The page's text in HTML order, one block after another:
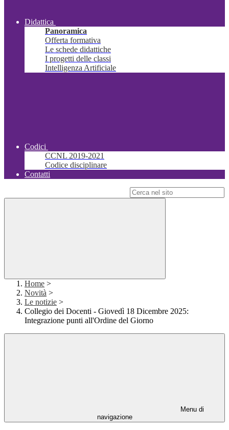
Didattica
Panoramica
Offerta formativa
Le schede didattiche
I progetti delle classi
Intelligenza Artificiale
Codici
CCNL 2019-2021
Codice disciplinare
Contatti
Home >
Novità >
Le notizie >
Collegio dei Docenti - Giovedì 18 Dicembre 2025:
Integrazione punti all'Ordine del Giorno
Menu di
navigazione